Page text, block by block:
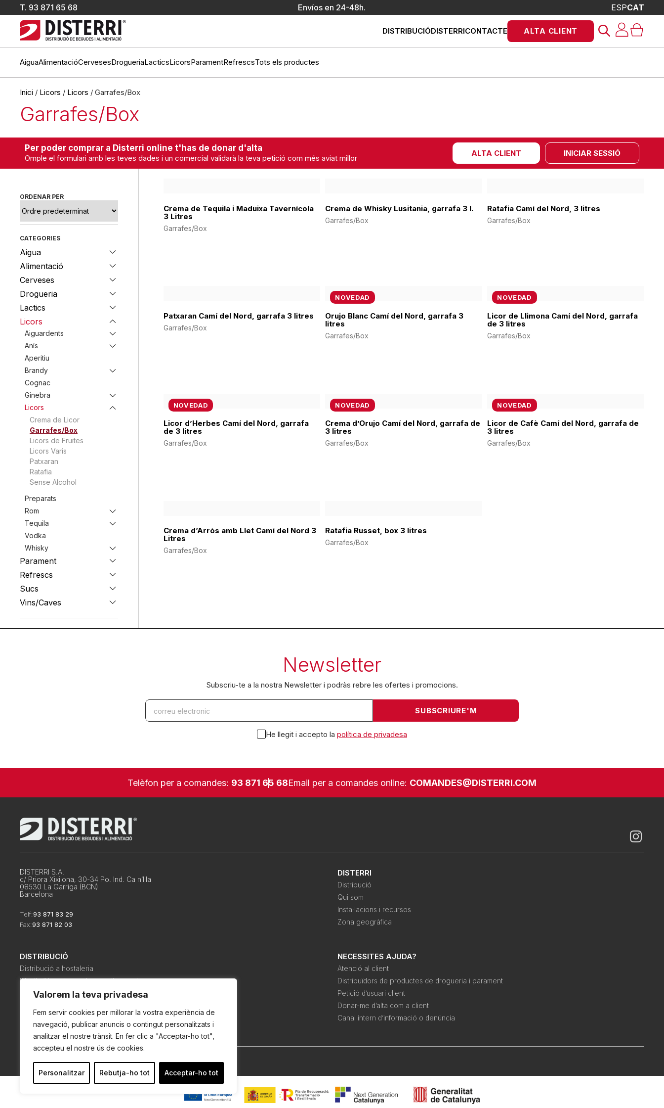
Valorem la teva privadesa
Fem servir cookies per millorar la vostra experiència de
navegació, publicar anuncis o contingut personalitzats i
analitzar el nostre trànsit. En fer clic a "Acceptar-ho tot",
accepteu el nostre ús de cookies.
Personalitzar Rebutja-ho tot Acceptar-ho tot
T. 93 871 65 68 Envíos en 24-48h. ESPCAT
DISTRIBUCIÓDISTERRICONTACTE
Products
search
ALTA CLIENT
AiguaAlimentacióCervesesDrogueriaLacticsLicorsParamentRefrescsTots els productes
Inici / Licors / Licors / Garrafes/Box
Garrafes/Box
Per poder comprar a Disterri online t'has de donar d'alta
Omple el formulari amb les teves dades i un comercial validarà la teva petició com més aviat millor
ALTA CLIENT INICIAR SESSIÓ
ORDENAR PER
CATEGORIES
Aigua
Alimentació
Cerveses
Drogueria
Lactics
Licors
Aiguardents
Anís
Aperitiu
Brandy
Cognac
Ginebra
Licors
Crema de Licor
Garrafes/Box
Licors de Fruites
Licors Varis
Patxaran
Ratafia
Sense Alcohol
Preparats
Rom
Tequila
Vodka
Whisky
Parament
Refrescs
Sucs
Vins/Caves
Crema de Tequila i Maduixa Tavernícola
3 Litres
Garrafes/Box
Crema de Whisky Lusitania, garrafa 3 l.
Garrafes/Box
Ratafia Camí del Nord, 3 litres
Garrafes/Box
Patxaran Camí del Nord, garrafa 3 litres
Garrafes/Box
NOVEDAD
Orujo Blanc Camí del Nord, garrafa 3
litres
Garrafes/Box
NOVEDAD
Licor de Llimona Camí del Nord, garrafa
de 3 litres
Garrafes/Box
NOVEDAD
Licor d’Herbes Camí del Nord, garrafa
de 3 litres
Garrafes/Box
NOVEDAD
Crema d’Orujo Camí del Nord, garrafa de
3 litres
Garrafes/Box
NOVEDAD
Licor de Cafè Camí del Nord, garrafa de
3 litres
Garrafes/Box
Crema d’Arròs amb Llet Camí del Nord 3
Litres
Garrafes/Box
Ratafia Russet, box 3 litres
Garrafes/Box
Newsletter
Subscriu-te a la nostra Newsletter i podràs rebre les ofertes i promocions.
He llegit i accepto la política de privadesa
Telèfon per a comandes: 93 871 65 68Email per a comandes online: COMANDES@DISTERRI.COM
DISTERRI S.A.
c/ Priora Xixilona, 30-34 Po. Ind. Ca n’Illa
08530 La Garriga (BCN)
Barcelona
Telf:93 871 83 29
Fax:93 871 82 03
DISTERRI
Distribució
Qui som
Instal·lacions i recursos
Zona geogràfica
DISTRIBUCIÓ
Distribució a hostaleria
Distribuïdors de productes alimentaris
Distribució de begudes i alimentació a col·lectivitats
NECESSITES AJUDA?
Atenció al client
Distribuïdors de productes de drogueria i parament
Petició d’usuari client
Donar-me d’alta com a client
Canal intern d’informació o denúncia
Política de cookiesPolítica de privadesa Condicions de compra